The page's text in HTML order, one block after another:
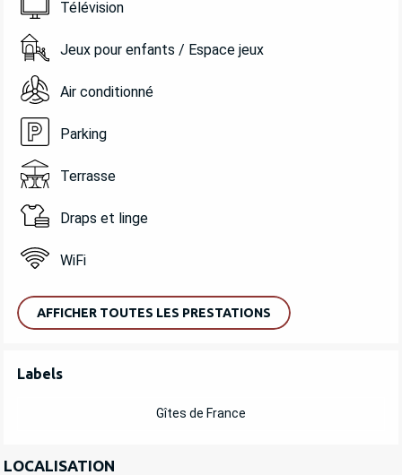
Télévision
Jeux pour enfants / Espace jeux
Air conditionné
Parking
Terrasse
Draps et linge
WiFi
AFFICHER TOUTES LES PRESTATIONS
OFFRES DE PRESTATIONS
Labels
Labels
Gîtes de France
LOCALISATION